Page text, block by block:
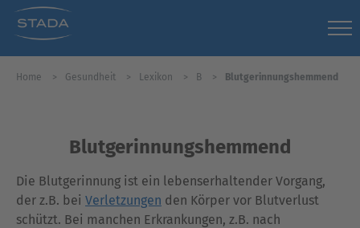
Home Gesundheit Lexikon B Blutgerinnungshemmend
Blutgerinnungshemmend
Die Blutgerinnung ist ein lebenserhaltender Vorgang,
der z.B. bei Verletzungen den Körper vor Blutverlust
schützt. Bei manchen Erkrankungen, z.B. nach